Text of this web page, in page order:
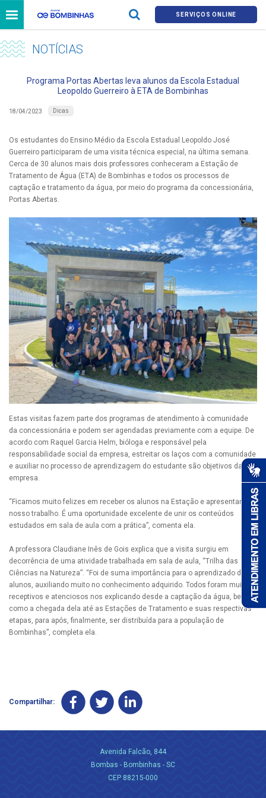
SERVIÇOS ONLINE
NOTÍCIAS
Programa Portas Abertas leva alunos da Escola Estadual
Leopoldo Guerreiro à ETA de Bombinhas
18/04/2023 Dicas
Os estudantes do Ensino Médio da Escola Estadual Leopoldo José
Guerreiro participaram de uma visita técnica especial, na última semana.
Cerca de 30 alunos mais dois professores conheceram a Estação de
Tratamento de Água (ETA) de Bombinhas e todos os processos de
captação e tratamento da água, por meio do programa da concessionária,
Portas Abertas.
Estas visitas fazem parte dos programas de atendimento à comunidade
da concessionária e podem ser agendadas previamente com a equipe. De
acordo com Raquel Garcia Helm, bióloga e responsável pela
responsabilidade social da empresa, estreitar os laços com a comunidade
e auxiliar no processo de aprendizagem do estudante são objetivos da
empresa.
“Ficamos muito felizes em receber os alunos na Estação e apresentar
nosso trabalho. É uma oportunidade excelente de unir os conteúdos
estudados em sala de aula com a prática”, comenta ela.
A professora Claudiane Inês de Gois explica que a visita surgiu em
decorrência de uma atividade trabalhada em sala de aula, “Trilha das
Ciências na Natureza”. “Foi de suma importância para o aprendizado dos
alunos, auxiliando muito no conhecimento adquirido. Todos foram muito
receptivos e atenciosos nos explicando desde a captação da água, bem
como a chegada dela até as Estações de Tratamento e suas respectivas
etapas, para após, finalmente, ser distribuída para a população de
Bombinhas”, completa ela.
Compartilhar:
Avenida Falcão, 844
Bombas - Bombinhas - SC
CEP 88215-000